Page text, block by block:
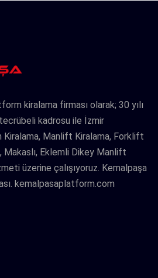
kiralama firması olarak; 30 yılı
kadrosu ile İzmir
Manlift Kiralama, Forklift
Makaslı, Eklemli Dikey Manlift
üzerine çalışıyoruz. Kemalpaşa
kemalpasaplatform.com